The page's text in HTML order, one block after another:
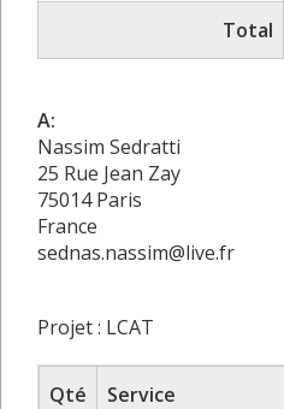
Total
A:
Nassim Sedratti
25 Rue Jean Zay
75014 Paris
France
sednas.nassim@live.fr
Projet : LCAT
Qté
Service